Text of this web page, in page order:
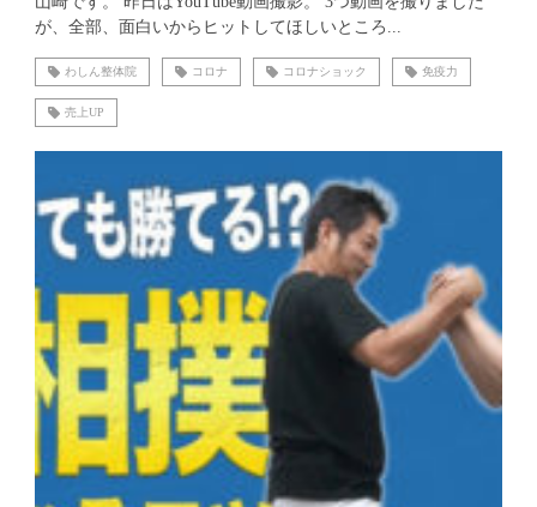
が、全部、面白いからヒットしてほしいところ...
わしん整体院 コロナ コロナショック 免疫力
売上UP